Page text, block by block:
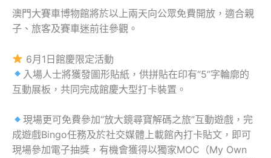
澳門大賽車博物館將於以上兩天向公眾免費開放，適合親
子、旅客及賽車迷前往參觀。
6月1日館慶限定活動
入場人士將獲發圖形貼紙，供拼貼在印有“5”字輪廓的
互動展板，共同完成館慶大型打卡裝置。
現場更可免費參加“放大鏡尋寶解碼之旅”互動遊戲，完
成遊戲Bingo任務及於社交媒體上載館內打卡貼文，即可
現場參加電子抽獎，有機會獲得以獨家MOC（My Own